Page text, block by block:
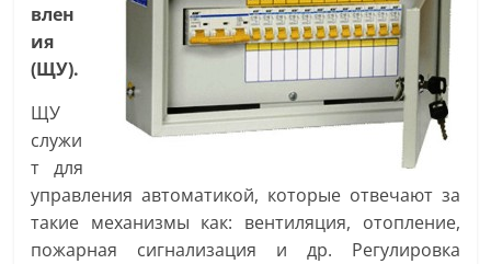
влен
ия
(ЩУ).
ЩУ
служи
т для
управления автоматикой, которые отвечают за
такие механизмы как: вентиляция, отопление,
пожарная сигнализация и др. Регулировка